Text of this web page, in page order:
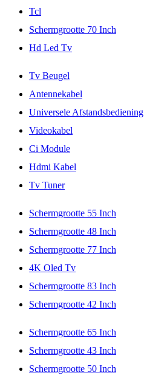
Tcl
Schermgrootte 70 Inch
Hd Led Tv
Tv Beugel
Antennekabel
Universele Afstandsbediening
Videokabel
Ci Module
Hdmi Kabel
Tv Tuner
Schermgrootte 55 Inch
Schermgrootte 48 Inch
Schermgrootte 77 Inch
4K Oled Tv
Schermgrootte 83 Inch
Schermgrootte 42 Inch
Schermgrootte 65 Inch
Schermgrootte 43 Inch
Schermgrootte 50 Inch